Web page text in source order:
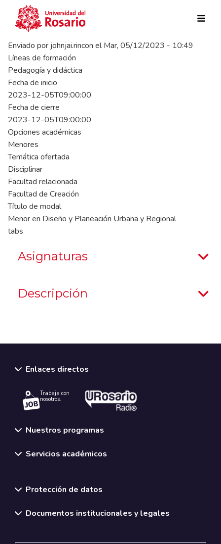
Pasar al contenido principal
Enviado por johnjai.rincon elMar, 05/12/2023 - 10:49
Líneas de formación
Pedagogía y didáctica
Fecha de inicio
2023-12-05T09:00:00
Fecha de cierre
2023-12-05T09:00:00
Opciones académicas
Menores
Temática ofertada
Disciplinar
Facultad relacionada
Facultad de Creación
Título de modal
Menor en Diseño y Planeación Urbana y Regional
tabs
Asignaturas
Descripción
Enlaces directos
Trabaja con
nosotros.
Nuestros programas
Servicios académicos
Protección de datos
Documentos institucionales y legales